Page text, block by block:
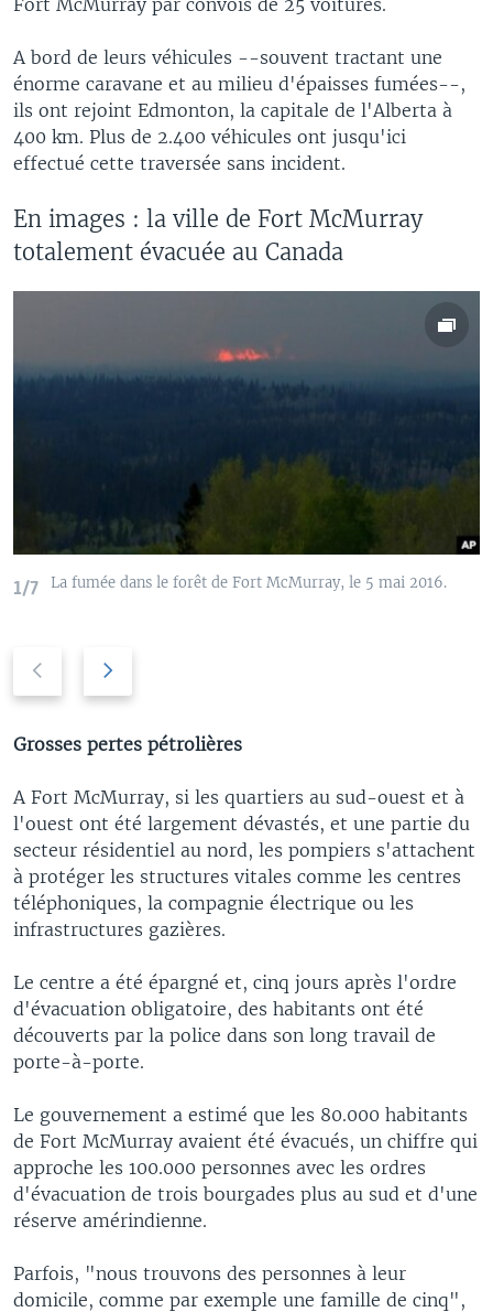
Fort McMurray par convois de 25 voitures.
A bord de leurs véhicules --souvent tractant une
énorme caravane et au milieu d'épaisses fumées--,
ils ont rejoint Edmonton, la capitale de l'Alberta à
400 km. Plus de 2.400 véhicules ont jusqu'ici
effectué cette traversée sans incident.
En images : la ville de Fort McMurray
totalement évacuée au Canada
1/7 La fumée dans le forêt de Fort McMurray, le 5 mai 2016.
v
o
u
s
s
l
i
e
t
l
i
d
e
Grosses pertes pétrolières
A Fort McMurray, si les quartiers au sud-ouest et à
l'ouest ont été largement dévastés, et une partie du
secteur résidentiel au nord, les pompiers s'attachent
à protéger les structures vitales comme les centres
téléphoniques, la compagnie électrique ou les
infrastructures gazières.
Le centre a été épargné et, cinq jours après l'ordre
d'évacuation obligatoire, des habitants ont été
découverts par la police dans son long travail de
porte-à-porte.
Le gouvernement a estimé que les 80.000 habitants
de Fort McMurray avaient été évacués, un chiffre qui
approche les 100.000 personnes avec les ordres
d'évacuation de trois bourgades plus au sud et d'une
réserve amérindienne.
Parfois, "nous trouvons des personnes à leur
domicile, comme par exemple une famille de cinq",